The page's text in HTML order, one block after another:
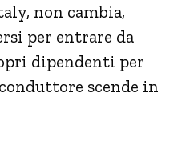
non cambia,
per entrare da
dipendenti per
scende in